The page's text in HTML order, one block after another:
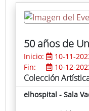
más.
Para todos los
50 años de
Inicio:
10-11-
Fin:
10-12-
Colección
elhospital - Sala